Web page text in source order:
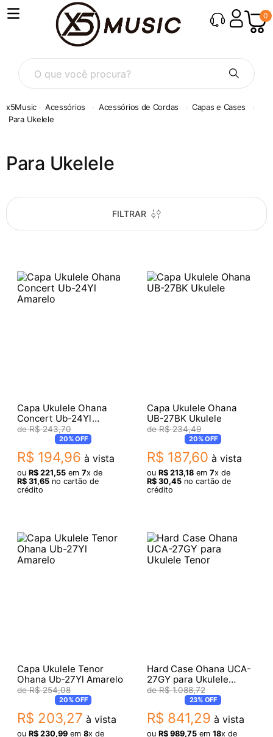
0
O que você procura?
Acessórios Acessórios de Cordas
Capas e Cases
Para Ukelele
Para Ukelele
FILTRAR
Capa Ukulele Ohana
Concert Ub-24Yl
Amarelo
R$ 243,70
20%OFF
R$ 194,96 à vista
ou R$ 221,55em 7x de
R$ 31,65no cartão de
crédito
Capa Ukulele Ohana
UB-27BK Ukulele
R$ 234,49
20%OFF
R$ 187,60 à vista
ou R$ 213,18em 7x de
R$ 30,45no cartão de
crédito
Capa Ukulele Tenor
Ohana Ub-27Yl Amarelo
R$ 254,08
20%OFF
R$ 203,27 à vista
ou R$ 230,99em 8x de
Hard Case Ohana UCA-
27GY para Ukulele
Tenor
R$ 1.088,72
23%OFF
R$ 841,29 à vista
ou R$ 989,75em 18x de